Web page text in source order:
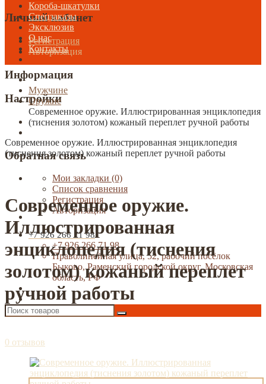
Личный кабинет
Регистрация
Авторизация
Информация
Настройки
Обратная связь
Мои закладки (0)
Список сравнения
Регистрация
Авторизация
+7 926 266 71 98
+7 926 266 71 98
Праволинейная улица, 52, рабочий посёлок
Быково, Раменский городской округ, Московская
область, РФ
Короба-шкатулки
Спецзаказы
Эксклюзив
О нас
Контакты
Мужчине
Оружие
Современное оружие. Иллюстрированная энциклопедия
(тиснения золотом) кожаный переплет ручной работы
Современное оружие. Иллюстрированная энциклопедия
(тиснения золотом) кожаный переплет ручной работы
Современное оружие.
Иллюстрированная
энциклопедия (тиснения
золотом) кожаный переплет
ручной работы
0 отзывов